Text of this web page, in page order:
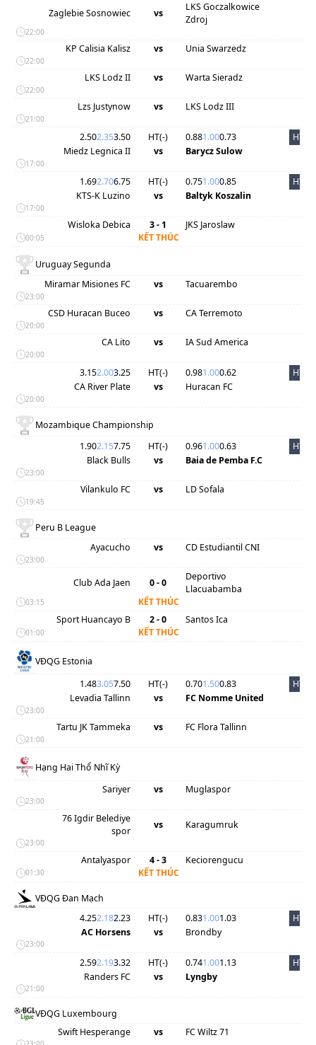
Zaglebie Sosnowiec vs
LKS Goczalkowice
Zdroj
22:00
KP Calisia Kalisz vs Unia Swarzedz
22:00
LKS Lodz II vs Warta Sieradz
22:00
Lzs Justynow vs LKS Lodz III
21:00
2.502.353.50 HT(-) 0.881.000.73
HT
Miedz Legnica II
vs Barycz Sulow
17:00
1.692.706.75 HT(-) 0.751.000.85
HT
KTS-K Luzino
vs Baltyk Koszalin
17:00
Wisloka Debica 3 - 1 JKS Jaroslaw
00:05 KẾT THÚC
Uruguay Segunda
Miramar Misiones FC
vs Tacuarembo
23:00
CSD Huracan Buceo vs CA Terremoto
20:00
CA Lito vs IA Sud America
20:00
3.152.003.25 HT(-) 0.981.000.62
HT
CA River Plate
vs Huracan FC
20:00
Mozambique Championship
1.902.157.75 HT(-) 0.961.000.63
HT
Black Bulls
vs Baia de Pemba F.C
23:00
Vilankulo FC vs LD Sofala
19:45
Peru B League
Ayacucho
vs CD Estudiantil CNI
23:00
Club Ada Jaen 0 - 0
Deportivo
Llacuabamba
03:15
KẾT THÚC
Sport Huancayo B
2 - 0 Santos Ica
01:00 KẾT THÚC
VĐQG Estonia
1.483.057.50 HT(-) 0.701.500.83
HT
Levadia Tallinn
vs FC Nomme United
23:00
Tartu JK Tammeka vs FC Flora Tallinn
21:00
Hạng Hai Thổ Nhĩ Kỳ
Sariyer
vs Muglaspor
23:00
76 Igdir Belediye
spor
vs Karagumruk
23:00
Antalyaspor 4 - 3 Keciorengucu
01:30 KẾT THÚC
VĐQG Đan Mạch
4.252.182.23 HT(-) 0.831.001.03
HT
AC Horsens
vs Brondby
23:00
2.592.193.32 HT(-) 0.741.001.13
HT
Randers FC
vs Lyngby
21:00
VĐQG Luxembourg
Swift Hesperange
vs FC Wiltz 71